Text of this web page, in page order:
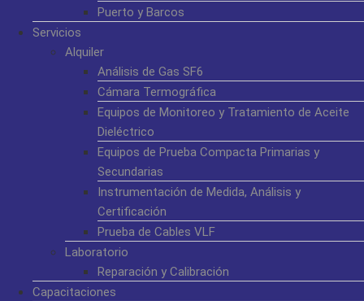
Puerto y Barcos
Servicios
Alquiler
Análisis de Gas SF6
Cámara Termográfica
Equipos de Monitoreo y Tratamiento de Aceite
Dieléctrico
Equipos de Prueba Compacta Primarias y
Secundarias
Instrumentación de Medida, Análisis y
Certificación
Prueba de Cables VLF
Laboratorio
Reparación y Calibración
Capacitaciones